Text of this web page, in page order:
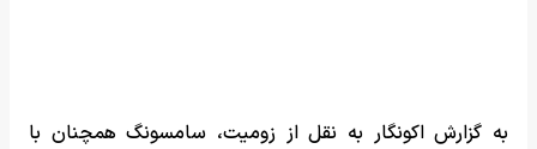
به گزارش اکونگار به نقل از زومیت، سامسونگ همچنان با